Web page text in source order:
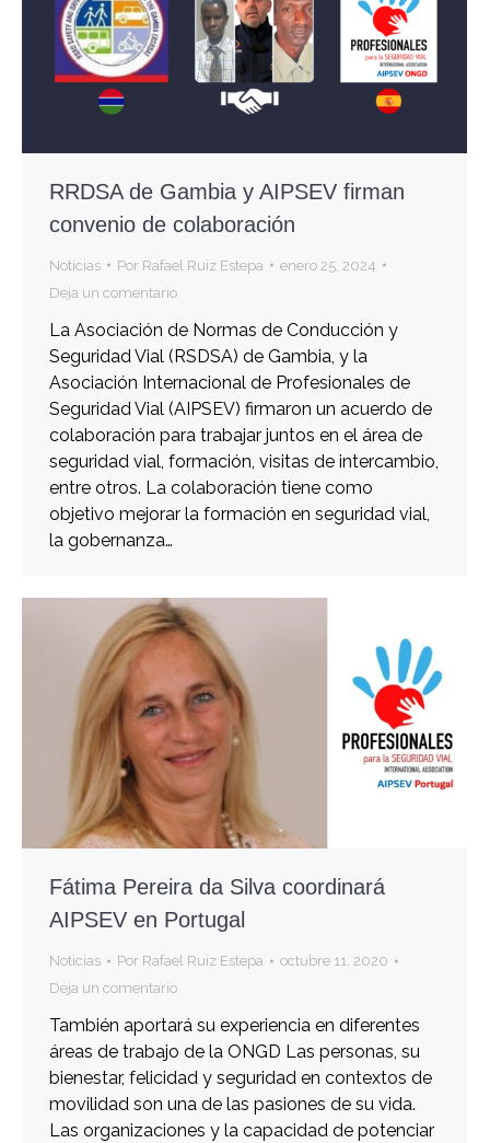
RRDSA de Gambia y AIPSEV firman
convenio de colaboración
Noticias Por Rafael Ruiz Estepa
enero 25, 2024
Deja un comentario
La Asociación de Normas de Conducción y
Seguridad Vial (RSDSA) de Gambia, y la
Asociación Internacional de Profesionales de
Seguridad Vial (AIPSEV) firmaron un acuerdo de
colaboración para trabajar juntos en el área de
seguridad vial, formación, visitas de intercambio,
entre otros. La colaboración tiene como
objetivo mejorar la formación en seguridad vial,
la gobernanza…
Fátima Pereira da Silva coordinará
AIPSEV en Portugal
Noticias Por Rafael Ruiz Estepa
octubre 11, 2020
Deja un comentario
También aportará su experiencia en diferentes
áreas de trabajo de la ONGD Las personas, su
bienestar, felicidad y seguridad en contextos de
movilidad son una de las pasiones de su vida.
Las organizaciones y la capacidad de potenciar